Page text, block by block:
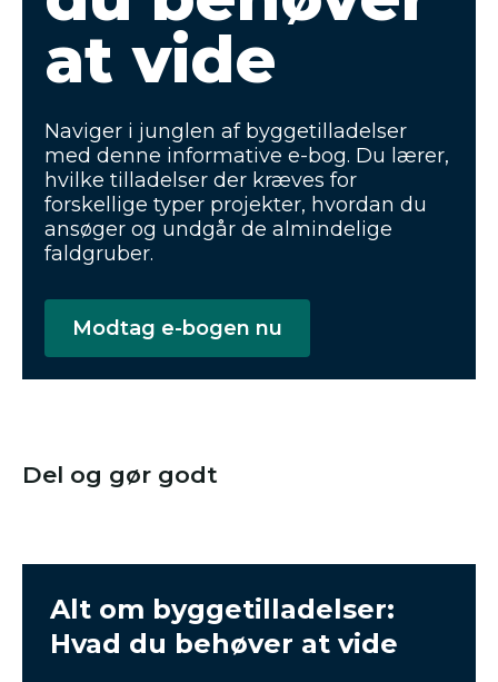
at vide
Naviger i junglen af byggetilladelser
med denne informative e-bog. Du lærer,
hvilke tilladelser der kræves for
forskellige typer projekter, hvordan du
ansøger og undgår de almindelige
faldgruber.
Modtag e-bogen nu
Del og gør godt
Alt om byggetilladelser:
Hvad du behøver at vide